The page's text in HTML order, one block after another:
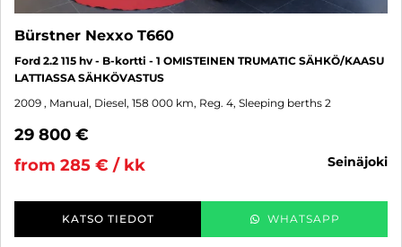
Bürstner Nexxo T660
Ford 2.2 115 hv - B-kortti - 1 OMISTEINEN TRUMATIC SÄHKÖ/KAASU
LATTIASSA SÄHKÖVASTUS
2009 , Manual, Diesel, 158 000 km, Reg. 4, Sleeping berths 2
29 800 €
from 285 € / kk
seinäjoki
KATSO TIEDOT WHATSAPP